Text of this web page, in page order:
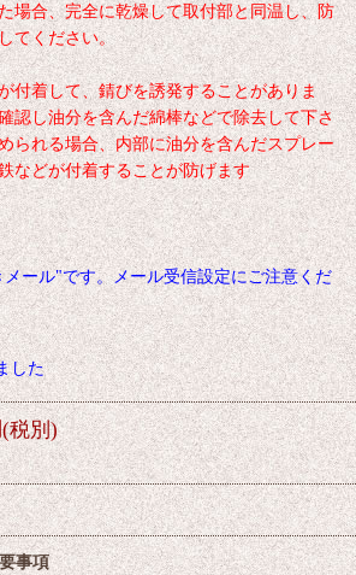
場合、完全に乾燥して取付部と同温し、防
てください。
付着して、錆びを誘発することがありま
認し油分を含んだ綿棒などで除去して下さ
られる場合、内部に油分を含んだスプレー
などが付着することが防げます
ール"です。メール受信設定にご注意くだ
した
(税別)
事項